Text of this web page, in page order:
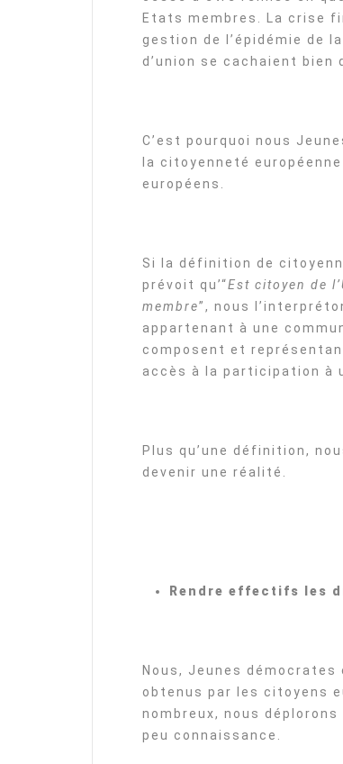
Etats membres. La crise
gestion de l’épidémie de
d’union se cachaient bien
C’est pourquoi nous
la citoyenneté
européens.
Si la définition de
prévoit qu’“Est citoyen de
membre”, nous
appartenant à une
composent et
accès à la participation à
Plus qu’une définition,
devenir une réalité.
Rendre effectifs les
Nous, Jeunes
obtenus par les citoyens
nombreux, nous
peu connaissance.